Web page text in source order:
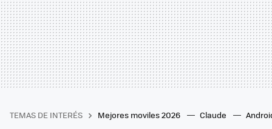
TEMAS DE INTERÉS Mejores moviles 2026 Claude